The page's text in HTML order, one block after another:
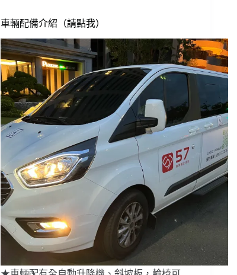
車輛配備介紹（請點我）